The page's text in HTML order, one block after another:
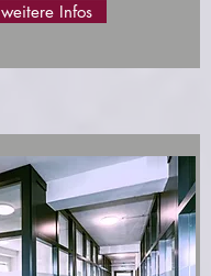
weitere Infos